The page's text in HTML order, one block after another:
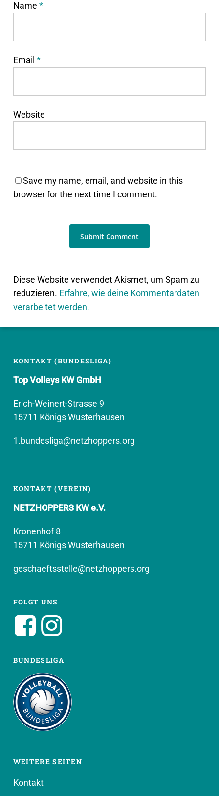
Name *
Email *
Website
Save my name, email, and website in this
browser for the next time I comment.
Diese Website verwendet Akismet, um Spam zu
reduzieren. Erfahre, wie deine Kommentardaten
verarbeitet werden.
KONTAKT (BUNDESLIGA)
Top Volleys KW GmbH
Erich-Weinert-Strasse 9
15711 Königs Wusterhausen
1.bundesliga@netzhoppers.org
KONTAKT (VEREIN)
NETZHOPPERS KW e.V.
Kronenhof 8
15711 Königs Wusterhausen
geschaeftsstelle@netzhoppers.org
FOLGT UNS
BUNDESLIGA
WEITERE SEITEN
Kontakt